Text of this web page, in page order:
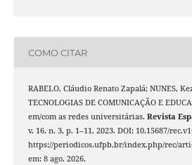
COMO CITAR
RABELO, Cláudio Renato Zapalá; NUNES,
TECNOLOGIAS DE COMUNICAÇÃO E
em/com as redes universitárias. Revista
v. 16, n. 3, p. 1–11, 2023. DOI: 10.15687/
https://periodicos.ufpb.br/index.php/rec/
em: 8 ago. 2026.